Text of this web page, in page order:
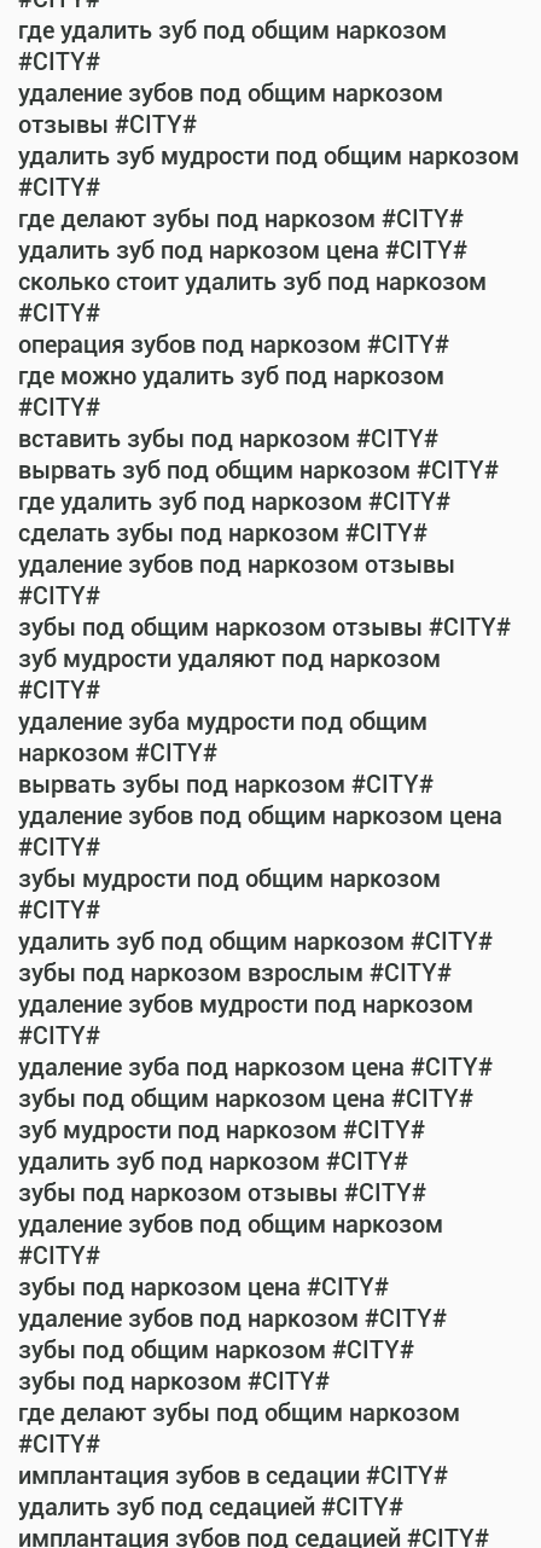
где удалить зуб под общим наркозом
#CITY#
удаление зубов под общим наркозом
отзывы #CITY#
удалить зуб мудрости под общим наркозом
#CITY#
где делают зубы под наркозом #CITY#
удалить зуб под наркозом цена #CITY#
сколько стоит удалить зуб под наркозом
#CITY#
операция зубов под наркозом #CITY#
где можно удалить зуб под наркозом
#CITY#
вставить зубы под наркозом #CITY#
вырвать зуб под общим наркозом #CITY#
где удалить зуб под наркозом #CITY#
сделать зубы под наркозом #CITY#
удаление зубов под наркозом отзывы
#CITY#
зубы под общим наркозом отзывы #CITY#
зуб мудрости удаляют под наркозом
#CITY#
удаление зуба мудрости под общим
наркозом #CITY#
вырвать зубы под наркозом #CITY#
удаление зубов под общим наркозом цена
#CITY#
зубы мудрости под общим наркозом
#CITY#
удалить зуб под общим наркозом #CITY#
зубы под наркозом взрослым #CITY#
удаление зубов мудрости под наркозом
#CITY#
удаление зуба под наркозом цена #CITY#
зубы под общим наркозом цена #CITY#
зуб мудрости под наркозом #CITY#
удалить зуб под наркозом #CITY#
зубы под наркозом отзывы #CITY#
удаление зубов под общим наркозом
#CITY#
зубы под наркозом цена #CITY#
удаление зубов под наркозом #CITY#
зубы под общим наркозом #CITY#
зубы под наркозом #CITY#
где делают зубы под общим наркозом
#CITY#
имплантация зубов в седации #CITY#
удалить зуб под седацией #CITY#
имплантация зубов под седацией #CITY#